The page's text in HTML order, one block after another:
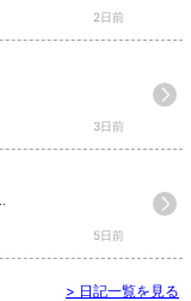
2日前
3日前
5日前
> 日記一覧を見る